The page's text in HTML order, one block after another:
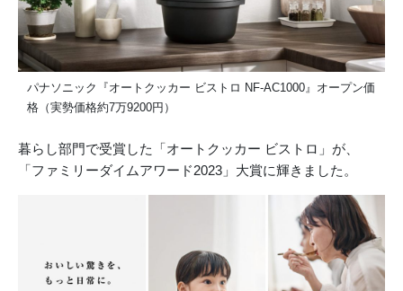
パナソニック『オートクッカー ビストロ NF-AC1000』オープン価
格（実勢価格約7万9200円）
暮らし部門で受賞した「オートクッカー ビストロ」が、
「ファミリーダイムアワード2023」大賞に輝きました。